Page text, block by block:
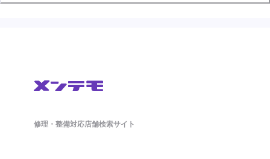
修理・整備対応店舗検索サイト